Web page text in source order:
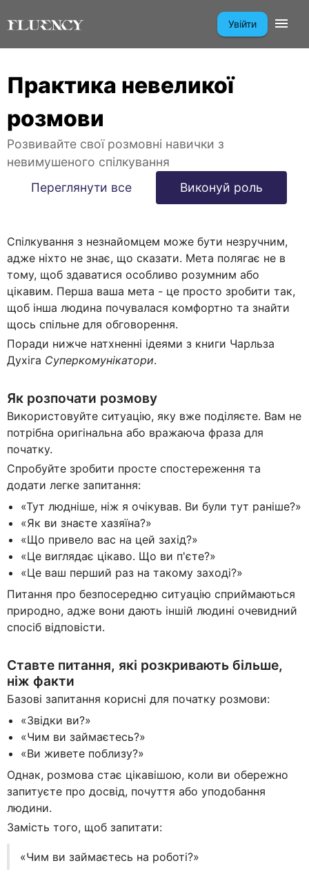
Увійти
Практика невеликої
розмови
Розвивайте свої розмовні навички з
невимушеного спілкування
Переглянути все
Виконуй роль
Спілкування з незнайомцем може бути незручним,
адже ніхто не знає, що сказати. Мета полягає не в
тому, щоб здаватися особливо розумним або
цікавим. Перша ваша мета - це просто зробити так,
щоб інша людина почувалася комфортно та знайти
щось спільне для обговорення.
Поради нижче натхненні ідеями з книги Чарльза
Духіга Суперкомунікатори.
Як розпочати розмову
Використовуйте ситуацію, яку вже поділяєте. Вам не
потрібна оригінальна або вражаюча фраза для
початку.
Спробуйте зробити просте спостереження та
додати легке запитання:
«Тут людніше, ніж я очікував. Ви були тут раніше?»
«Як ви знаєте хазяїна?»
«Що привело вас на цей захід?»
«Це виглядає цікаво. Що ви п'єте?»
«Це ваш перший раз на такому заході?»
Питання про безпосередню ситуацію сприймаються
природно, адже вони дають іншій людині очевидний
спосіб відповісти.
Ставте питання, які розкривають більше,
ніж факти
Базові запитання корисні для початку розмови:
«Звідки ви?»
«Чим ви займаєтесь?»
«Ви живете поблизу?»
Однак, розмова стає цікавішою, коли ви обережно
запитуєте про досвід, почуття або уподобання
людини.
Замість того, щоб запитати:
«Чим ви займаєтесь на роботі?»